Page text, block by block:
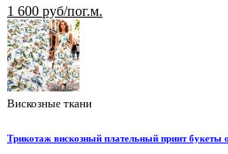
1 600 руб/пог.м.
Вискозные ткани
Трикотаж вискозный плательный принт букеты